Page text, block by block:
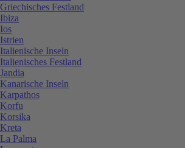
Griechisches Festland
Ibiza
Ios
Istrien
Italienische Inseln
Italienisches Festland
Jandia
Kanarische Inseln
Karpathos
Korfu
Korsika
Kreta
La Palma